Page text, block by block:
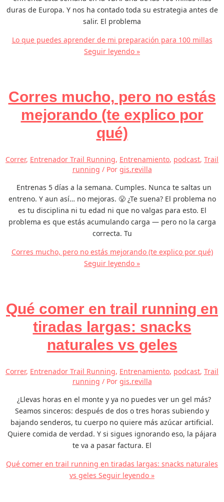
duras de Europa. Y nos ha contado toda su estrategia antes de
salir. El problema
Lo que puedes aprender de mi preparación para 100 millas
Seguir leyendo »
Corres mucho, pero no estás
mejorando (te explico por
qué)
Correr, Entrenador Trail Running, Entrenamiento, podcast, Trail
running / Por gis.revilla
Entrenas 5 días a la semana. Cumples. Nunca te saltas un
entreno. Y aun así… no mejoras. 😤 ¿Te suena? El problema no
es tu disciplina ni tu edad ni que no valgas para esto. El
problema es que estás acumulando carga — pero no la carga
correcta. Tu
Corres mucho, pero no estás mejorando (te explico por qué)
Seguir leyendo »
Qué comer en trail running en
tiradas largas: snacks
naturales vs geles
Correr, Entrenador Trail Running, Entrenamiento, podcast, Trail
running / Por gis.revilla
¿Llevas horas en el monte y ya no puedes ver un gel más?
Seamos sinceros: después de dos o tres horas subiendo y
bajando senderos, tu cuerpo no quiere más azúcar artificial.
Quiere comida de verdad. Y si sigues ignorando eso, la pájara
te va a pasar factura. El
Qué comer en trail running en tiradas largas: snacks naturales
vs geles Seguir leyendo »